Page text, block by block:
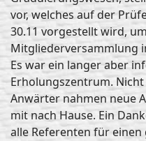
vor, welches auf der
30.11 vorgestellt wird,
Mitgliederversammlung
Es war ein langer aber
Erholungszentrum.
Anwärter nahmen neue
mit nach Hause. Ein
alle Referenten für einen